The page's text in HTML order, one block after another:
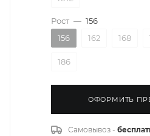
Рост — 156
156
162 168
186
ОФОРМИТЬ
Самовывоз -